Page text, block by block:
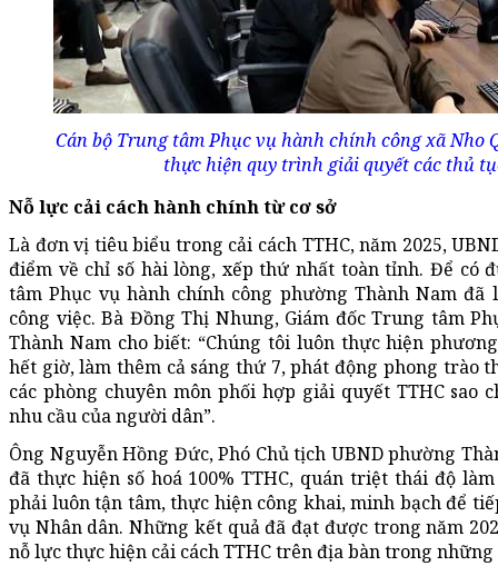
Cán bộ Trung tâm Phục vụ hành chính công xã Nho
thực hiện quy trình giải quyết các thủ
Nỗ lực cải cách hành chính từ cơ sở
Là đơn vị tiêu biểu trong cải cách TTHC, năm 2025,
điểm về chỉ số hài lòng, xếp thứ nhất toàn tỉnh. Để có
tâm Phục vụ hành chính công phường Thành Nam
công việc. Bà Đồng Thị Nhung, Giám đốc Trung tâm
Thành Nam cho biết: “Chúng tôi luôn thực hiện
hết giờ, làm thêm cả sáng thứ 7, phát động phong trào
các phòng chuyên môn phối hợp giải quyết TTHC sao
nhu cầu của người dân”.
Ông Nguyễn Hồng Đức, Phó Chủ tịch UBND phường
đã thực hiện số hoá 100% TTHC, quán triệt thái độ
phải luôn tận tâm, thực hiện công khai, minh bạch để
vụ Nhân dân. Những kết quả đã đạt được trong năm
nỗ lực thực hiện cải cách TTHC trên địa bàn trong những